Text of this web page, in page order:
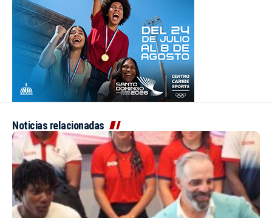
Noticias relacionadas